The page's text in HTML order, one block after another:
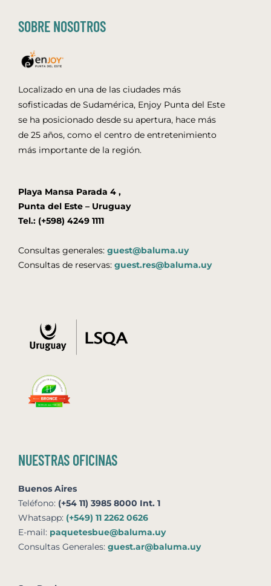
SOBRE NOSOTROS
Localizado en una de las ciudades más
sofisticadas de Sudamérica, Enjoy Punta del Este
se ha posicionado desde su apertura, hace más
de 25 años, como el centro de entretenimiento
más importante de la región.
Playa Mansa Parada 4 ,
Punta del Este – Uruguay
Tel.: (+598) 4249 1111
Consultas generales: guest@baluma.uy
Consultas de reservas: guest.res@baluma.uy
NUESTRAS OFICINAS
Buenos Aires
Teléfono: (+54 11) 3985 8000 Int. 1
Whatsapp: (+549) 11 2262 0626
E-mail: paquetesbue@baluma.uy
Consultas Generales: guest.ar@baluma.uy